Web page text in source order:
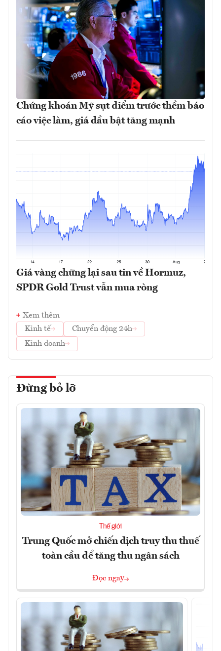
Chứng khoán Mỹ sụt điểm trước thềm báo
cáo việc làm, giá dầu bật tăng mạnh
Giá vàng chững lại sau tin về Hormuz,
SPDR Gold Trust vẫn mua ròng
Xem thêm
Kinh tế
Chuyển động 24h
Kinh doanh
Đừng bỏ lỡ
Thế giới
Trung Quốc mở chiến dịch truy thu thuế
toàn cầu để tăng thu ngân sách
Đọc ngay